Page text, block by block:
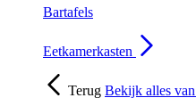
Bartafels
Eetkamerkasten
Terug Bekijk alles van